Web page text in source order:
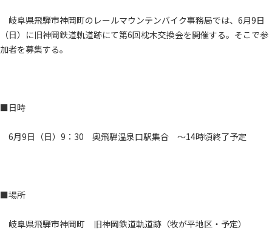
岐阜県飛騨市神岡町のレールマウンテンバイク事務局では、6月9日
（日）に旧神岡鉄道軌道跡にて第6回枕木交換会を開催する。そこで参
加者を募集する。
■日時
6月9日（日）9：30 奥飛騨温泉口駅集合 ～14時頃終了予定
■場所
岐阜県飛騨市神岡町 旧神岡鉄道軌道跡（牧が平地区・予定）